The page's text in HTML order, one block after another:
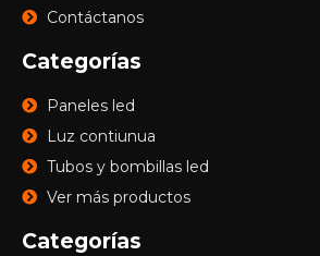
Contáctanos
Categorías
Paneles led
Luz contiunua
Tubos y bombillas led
Ver más productos
Categorías